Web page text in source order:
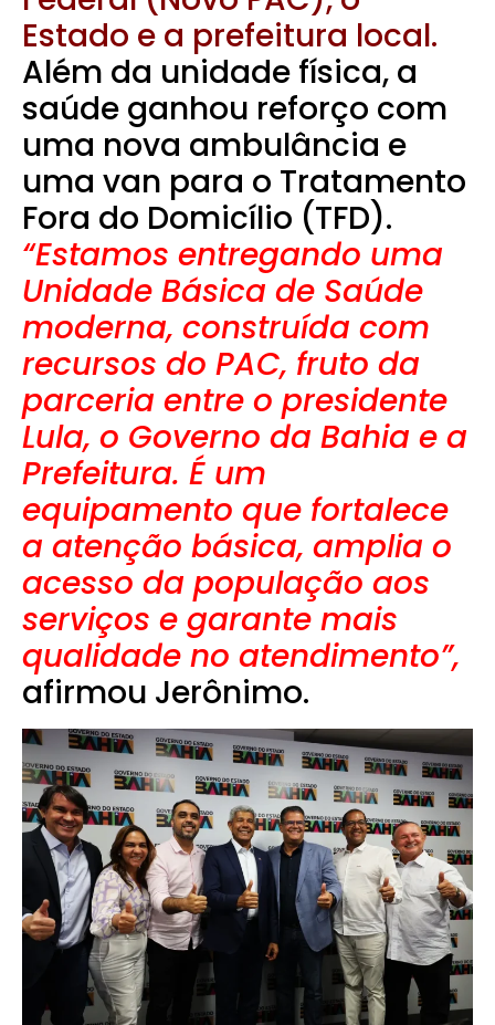
Estado e a prefeitura local.
Além da unidade física, a
saúde ganhou reforço com
uma nova ambulância e
uma van para o Tratamento
Fora do Domicílio (TFD).
“Estamos entregando uma
Unidade Básica de Saúde
moderna, construída com
recursos do PAC, fruto da
parceria entre o presidente
Lula, o Governo da Bahia e a
Prefeitura. É um
equipamento que fortalece
a atenção básica, amplia o
acesso da população aos
serviços e garante mais
qualidade no atendimento”,
afirmou Jerônimo.